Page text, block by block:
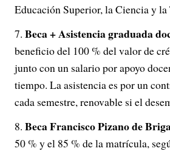
Educación Superior, la Ciencia y
Beca + Asistencia graduada
beneficio del 100 % del valor de
junto con un salario por apoyo
tiempo. La asistencia es por un
cada semestre, renovable si el
Beca Francisco Pizano de
50 % y el 85 % de la matrícula,